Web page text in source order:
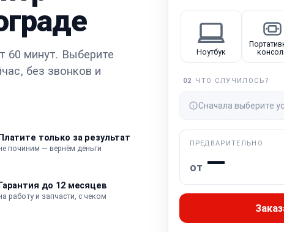
60 минут. Выберите
, без звонков и
Платите только за результат
починим — вернём деньги
Гарантия до 12 месяцев
работу и запчасти, с чеком
Ноутбук
02 ЧТО СЛУЧИЛОСЬ?
Сначала выберите
ПРЕДВАРИТЕЛЬНО
от —